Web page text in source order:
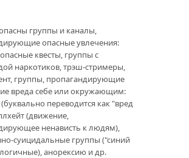
группы и каналы,
опасные увлечения:
квесты, группы с
наркотиков, трэш-стримеры,
группы, пропагандирующие
вреда себе или окружающим:
переводится как "вред
(движение,
ненависть к людям),
суицидальные группы ("синий
анорексию и др.